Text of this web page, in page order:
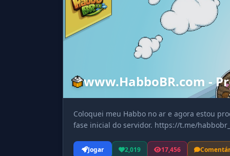
www.HabboBR.com -
Coloquei meu Habbo no ar e agora estou
fase inicial do servidor. https://t.me/
Jogar 2,019 17,456